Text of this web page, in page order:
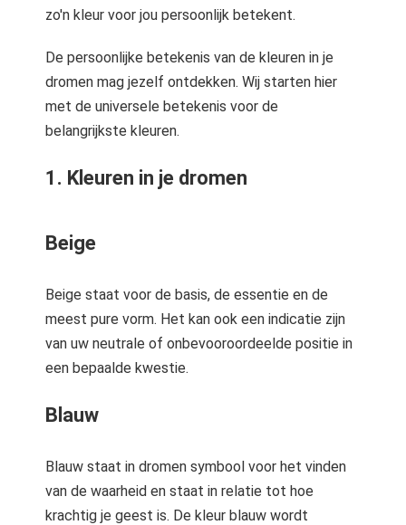
zo'n kleur voor jou persoonlijk betekent.
De persoonlijke betekenis van de kleuren in je
dromen mag jezelf ontdekken. Wij starten hier
met de universele betekenis voor de
belangrijkste kleuren.
1. Kleuren in je dromen
Beige
Beige staat voor de basis, de essentie en de
meest pure vorm. Het kan ook een indicatie zijn
van uw neutrale of onbevooroordeelde positie in
een bepaalde kwestie.
Blauw
Blauw staat in dromen symbool voor het vinden
van de waarheid en staat in relatie tot hoe
krachtig je geest is. De kleur blauw wordt